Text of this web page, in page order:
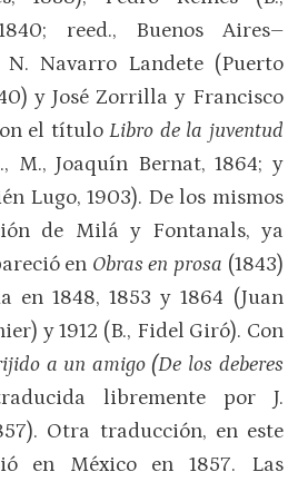
reed., Buenos Aires–
N. Navarro Landete (Puerto
y José Zorrilla y Francisco
el títuloLibro de la juventud
M., Joaquín Bernat, 1864; y
Lugo, 1903). De los mismos
de Milá y Fontanals, ya
en Obras en prosa (1843)
en 1848, 1853 y 1864 (Juan
y 1912 (B., Fidel Giró). Con
a un amigo (De los deberes
libremente por J.
Otra traducción, en este
en México en 1857. Las